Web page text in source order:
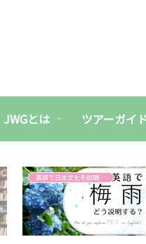
JWGとは ツアーガイ
英語で日本文化を説明する